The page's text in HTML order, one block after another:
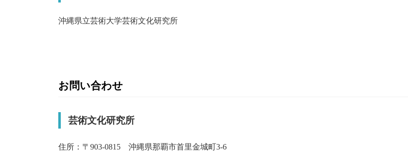
沖縄県立芸術大学芸術文化研究所
お問い合わせ
芸術文化研究所
住所：〒903-0815 沖縄県那覇市首里金城町3-6